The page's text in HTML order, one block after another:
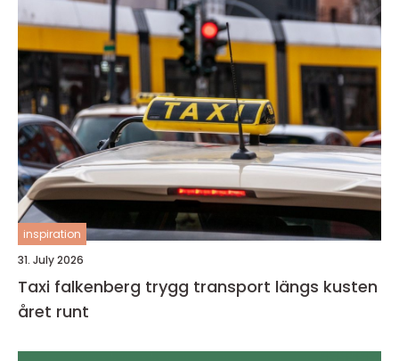
inspiration
31. July 2026
Taxi falkenberg trygg transport längs kusten
året runt